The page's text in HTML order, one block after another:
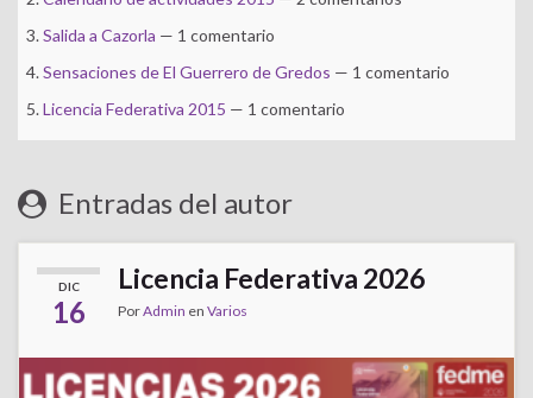
Salida a Cazorla — 1 comentario
Sensaciones de El Guerrero de Gredos — 1 comentario
Licencia Federativa 2015 — 1 comentario
Entradas del autor
DIC
16
Licencia Federativa 2026
PorAdmin en Varios